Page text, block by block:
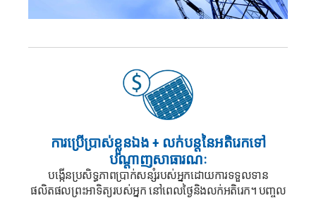
ការប្រើប្រាស់ខ្លួនឯង + លក់បន្តនៃអតិរេកទៅ
បណ្តាញសាធារណៈ
បង្កើនប្រសិទ្ធភាពប្រាក់សន្សំរបស់អ្នកដោយការទទួលទាន
ផលិតផលព្រះអាទិត្យរបស់អ្នក នៅពេលថ្ងៃនិងលក់អតិរេក។ បញ្ចូល